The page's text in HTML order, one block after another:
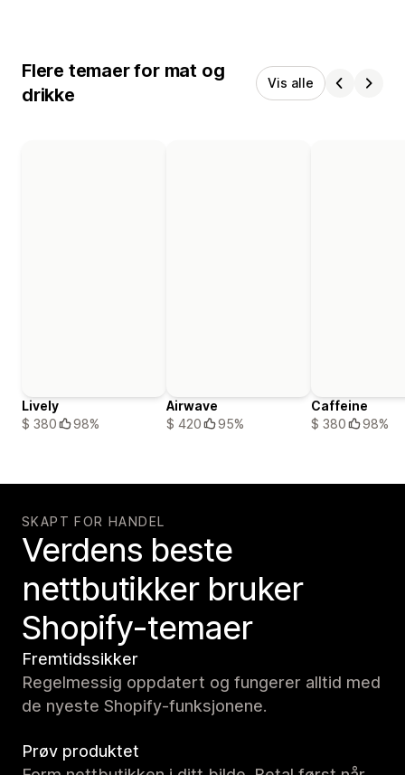
Flere temaer for mat og
drikke
Vis alle
Lively
$ 380
98%
Airwave
$ 420
95%
Caffeine
$ 380
98%
SKAPT FOR HANDEL
Verdens beste
nettbutikker bruker
Shopify-temaer
Fremtidssikker
Regelmessig oppdatert og fungerer alltid med
de nyeste Shopify-funksjonene.
Prøv produktet